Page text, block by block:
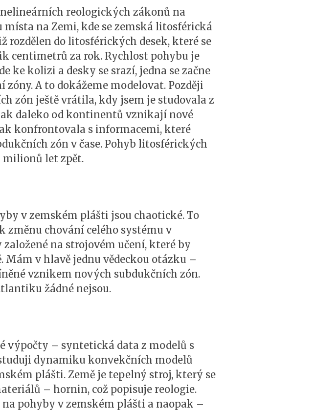
reologických zákonů na
na Zemi, kde se zemská litosférická
rozdělen do litosférických desek, které se
centimetrů za rok. Rychlost pohybu je
ke kolizi a desky se srazí, jedna se začne
A to dokážeme modelovat. Později
zón ještě vrátila, kdy jsem je studovala z
daleko od kontinentů vznikají nové
konfrontovala s informacemi, které
zón v čase. Pohyb litosférických
milionů let zpět.
v zemském plášti jsou chaotické. To
změnu chování celého systému v
na strojovém učení, které by
v hlavě jednu vědeckou otázku –
vznikem nových subdukčních zón.
žádné nejsou.
výpočty – syntetická data z modelů s
dynamiku konvekčních modelů
plášti. Země je tepelný stroj, který se
– hornin, což popisuje reologie.
pohyby v zemském plášti a naopak –